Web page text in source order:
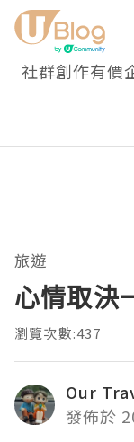
社群創作有價
旅遊
心情取決
瀏覽次數:437
Our
發佈於